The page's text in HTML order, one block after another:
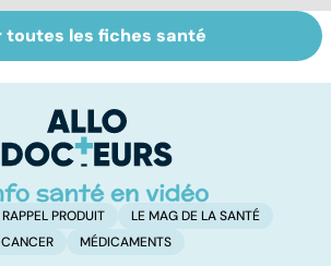
Mémoire : à
entretenir sans
toutes les fiches santé
RAPPEL PRODUIT
LE MAG DE LA SANTÉ
CANCER
MÉDICAMENTS